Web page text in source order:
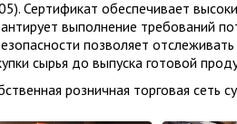
Сертификат обеспечивает
выполнение требований
позволяет
сырья до выпуска готовой
розничная торговая сеть